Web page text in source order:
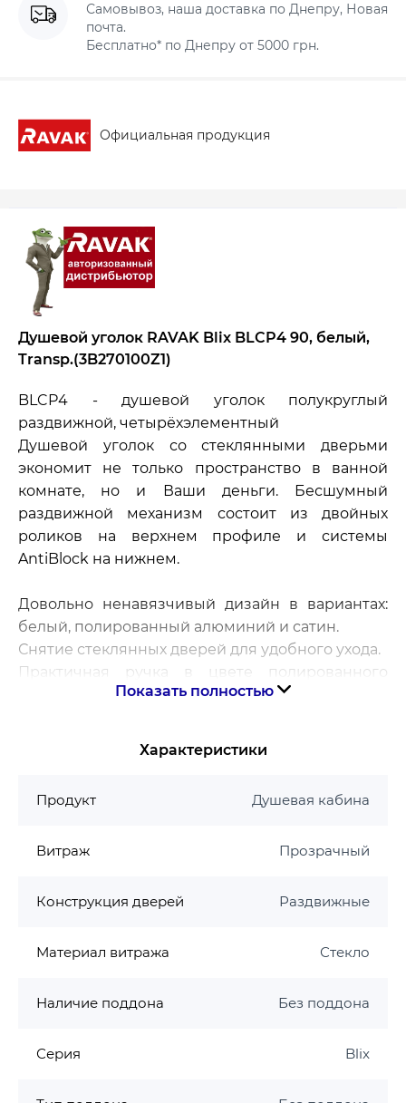
Самовывоз, наша доставка по Днепру, Новая
почта.
Бесплатно* по Днепру от 5000 грн.
Официальная продукция
Душевой уголок RAVAK Blix BLCP4 90, белый,
Transp.(3B270100Z1)
BLCP4 - душевой уголок полукруглый
раздвижной, четырёхэлементный
Душевой уголок со стеклянными дверьми
экономит не только пространство в ванной
комнате, но и Ваши деньги. Бесшумный
раздвижной механизм состоит из двойных
роликов на верхнем профиле и системы
AntiBlock на нижнем.
Довольно ненавязчивый дизайн в вариантах:
белый, полированный алюминий и сатин.
Снятие стеклянных дверей для удобного ухода.
Практичная ручка в цвете полированного
Вход: 565 мм
Высота: 1900 мм
алюминий
Ручка в цвете полированного алюминия
Стекло: закаленное 6 мм с защитой AntiCalc
Рекомендуемые подонны: Ronda, Elipso,
или душевой канал.
Показать полностью
Характеристики
Продукт Душевая кабина
Витраж Прозрачный
Конструкция дверей Раздвижные
Материал витража Стекло
Наличие поддона Без поддона
Серия Blix